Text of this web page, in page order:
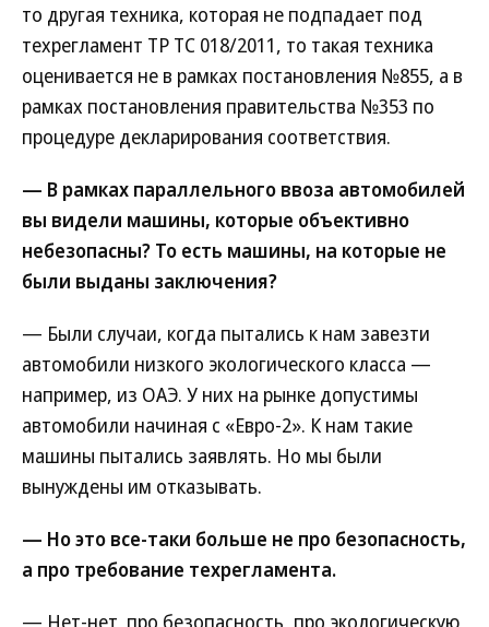
то другая техника, которая не подпадает под
техрегламент ТР ТС 018/2011, то такая техника
оценивается не в рамках постановления №855, а в
рамках постановления правительства №353 по
процедуре декларирования соответствия.
— В рамках параллельного ввоза автомобилей
вы видели машины, которые объективно
небезопасны? То есть машины, на которые не
были выданы заключения?
— Были случаи, когда пытались к нам завезти
автомобили низкого экологического класса —
например, из ОАЭ. У них на рынке допустимы
автомобили начиная с «Евро-2». К нам такие
машины пытались заявлять. Но мы были
вынуждены им отказывать.
— Но это все-таки больше не про безопасность,
а про требование техрегламента.
— Нет-нет, про безопасность, про экологическую